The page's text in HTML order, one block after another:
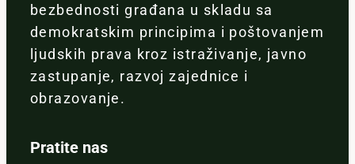
bezbednosti građana u skladu sa
demokratskim principima i poštovanjem
ljudskih prava kroz istraživanje, javno
zastupanje, razvoj zajednice i
obrazovanje.
Pratite nas